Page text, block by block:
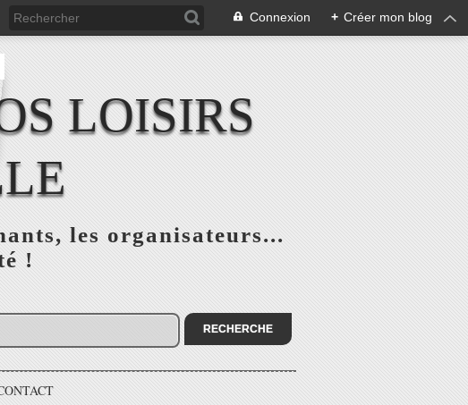
Connexion + Créer mon blog
LOISIRS
les organisateurs...
!